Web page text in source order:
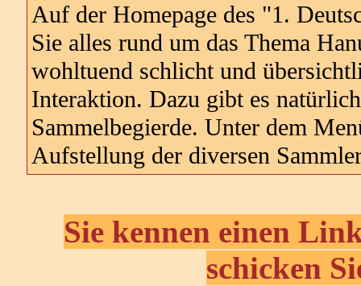
Auf der Homepage des "1.
Sie alles rund um das Thema
wohltuend schlicht und
Interaktion. Dazu gibt es
Sammelbegierde. Unter dem
Aufstellung der diversen
Sie kennen einen
schicken